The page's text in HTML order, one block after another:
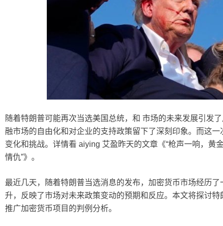
随着特朗普可能再次当选美国总统，和 市场的未来发展引发
融市场的自由化和对企业的支持政策留下了深刻印象。而这
变化和挑战。详情看 aiying 艾盈昨天的文章《“枪声一响，黄
情仇”》。
最近几天，随着特朗普当选消息的发布，加密货币市场经历
升，反映了市场对未来政策变动的预期和反应。本文将探讨
推广加密货币项目的判例分析。